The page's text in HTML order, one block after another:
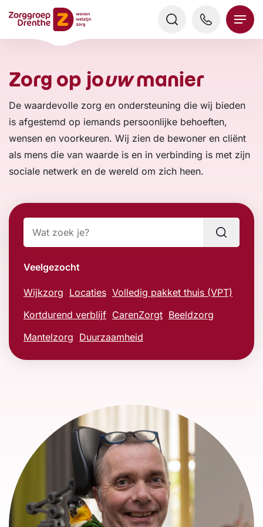
naar
content
Zorg op jouwmanier
De waardevolle zorg en ondersteuning die wij bieden
is afgestemd op iemands persoonlijke behoeften,
wensen en voorkeuren. Wij zien de bewoner en cliënt
als mens die van waarde is en in verbinding is met zijn
sociale netwerk en de wereld om zich heen.
Veelgezocht
Wijkzorg Locaties Volledig pakket thuis (VPT)
Kortdurend verblijf CarenZorgt Beeldzorg
Mantelzorg Duurzaamheid